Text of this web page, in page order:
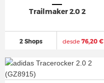
Trailmaker 2.0 2
2 Shops desde 76,20 €